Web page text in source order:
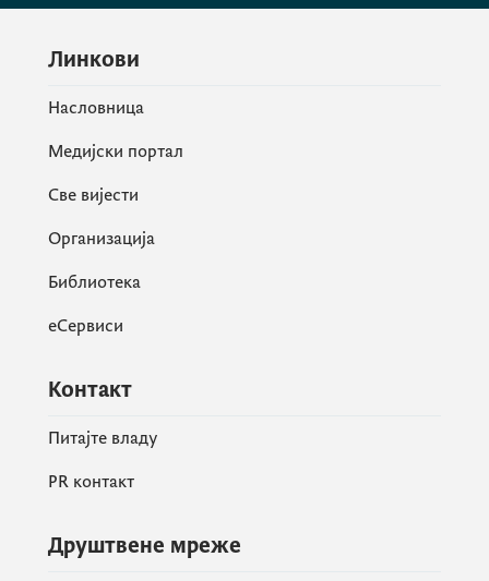
Линкови
Насловница
Медијски портал
Све вијести
Организација
Библиотека
еСервиси
Контакт
Питајте владу
PR контакт
Друштвене мреже